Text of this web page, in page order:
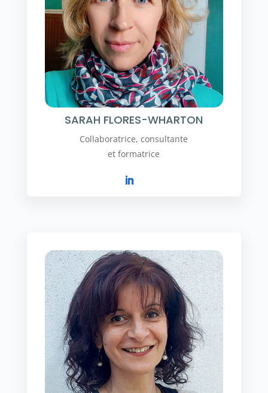
SARAH FLORES-WHARTON
Collaboratrice, consultante
et formatrice